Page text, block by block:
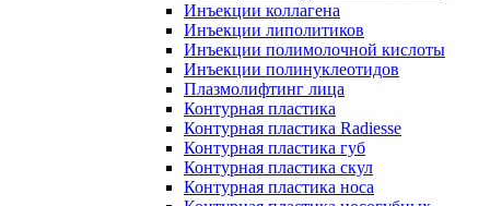
Инъекции коллагена
Инъекции липолитиков
Инъекции полимолочной кислоты
Инъекции полинуклеотидов
Плазмолифтинг лица
Контурная пластика
Контурная пластика Radiesse
Контурная пластика губ
Контурная пластика скул
Контурная пластика носа